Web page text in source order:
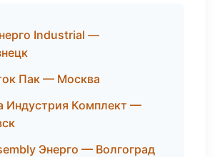
Industrial —
Пак — Москва
Индустрия Комплект —
Энерго — Волгоград